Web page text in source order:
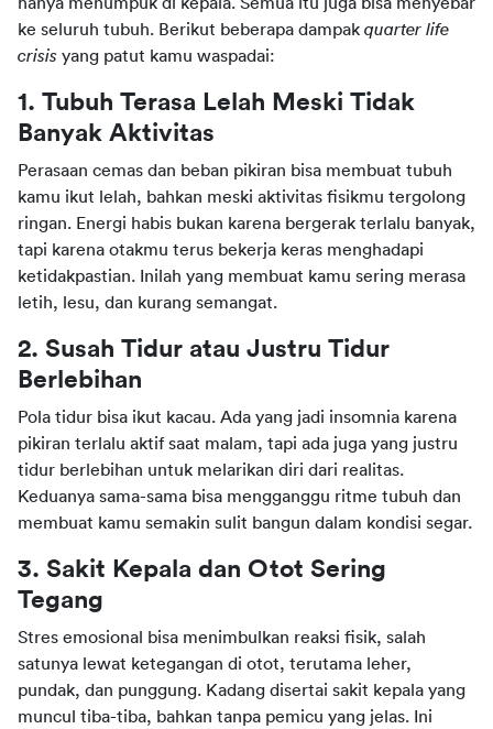
ke seluruh tubuh. Berikut beberapa dampak quarter life
crisis yang patut kamu waspadai:
1. Tubuh Terasa Lelah Meski Tidak
Banyak Aktivitas
Perasaan cemas dan beban pikiran bisa membuat tubuh
kamu ikut lelah, bahkan meski aktivitas fisikmu tergolong
ringan. Energi habis bukan karena bergerak terlalu banyak,
tapi karena otakmu terus bekerja keras menghadapi
ketidakpastian. Inilah yang membuat kamu sering merasa
letih, lesu, dan kurang semangat.
2. Susah Tidur atau Justru Tidur
Berlebihan
Pola tidur bisa ikut kacau. Ada yang jadi insomnia karena
pikiran terlalu aktif saat malam, tapi ada juga yang justru
tidur berlebihan untuk melarikan diri dari realitas.
Keduanya sama-sama bisa mengganggu ritme tubuh dan
membuat kamu semakin sulit bangun dalam kondisi segar.
3. Sakit Kepala dan Otot Sering
Tegang
Stres emosional bisa menimbulkan reaksi fisik, salah
satunya lewat ketegangan di otot, terutama leher,
pundak, dan punggung. Kadang disertai sakit kepala yang
muncul tiba-tiba, bahkan tanpa pemicu yang jelas. Ini